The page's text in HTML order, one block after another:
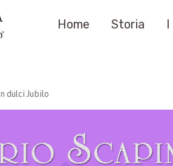
Home Storia
In dulci Jubilo